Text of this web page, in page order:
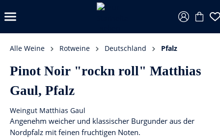
Alle Weine Rotweine Deutschland Pfalz
Pinot Noir "rockn roll" Matthias
Gaul, Pfalz
Weingut Matthias Gaul
Angenehm weicher und klassischer Burgunder aus der
Nordpfalz mit feinen fruchtigen Noten.